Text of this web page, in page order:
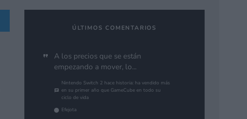
ÚLTIMOS COMENTARIOS
A los precios que se están
empezando a mover, lo...
Nintendo Switch 2 hace historia: ha vendido más
en su primer año que GameCube en todo su
ciclo de vida
Efejota